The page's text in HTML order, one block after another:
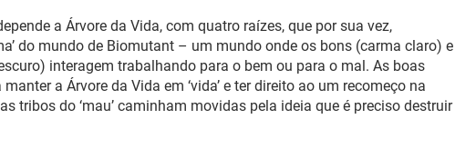
a Árvore da Vida, com quatro raízes, que por sua vez,
do mundo de Biomutant – um mundo onde os bons (carma claro) e
interagem trabalhando para o bem ou para o mal. As boas
a Árvore da Vida em ‘vida’ e ter direito ao um recomeço na
tribos do ‘mau’ caminham movidas pela ideia que é preciso destruir